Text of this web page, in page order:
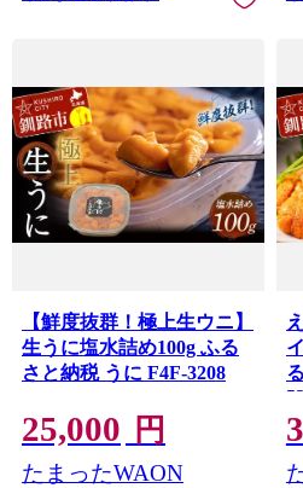
【鮮度抜群！極上生ウニ】
生うに塩水詰め100g ふる
さと納税 うに F4F-3208
25,000 円
たまったWAON